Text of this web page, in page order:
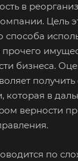
в
Цель
способа
прочего
бизнеса.
которая в
верности
по